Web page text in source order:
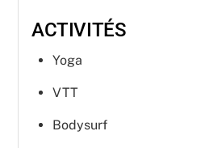
ACTIVITÉS
Yoga
VTT
Bodysurf